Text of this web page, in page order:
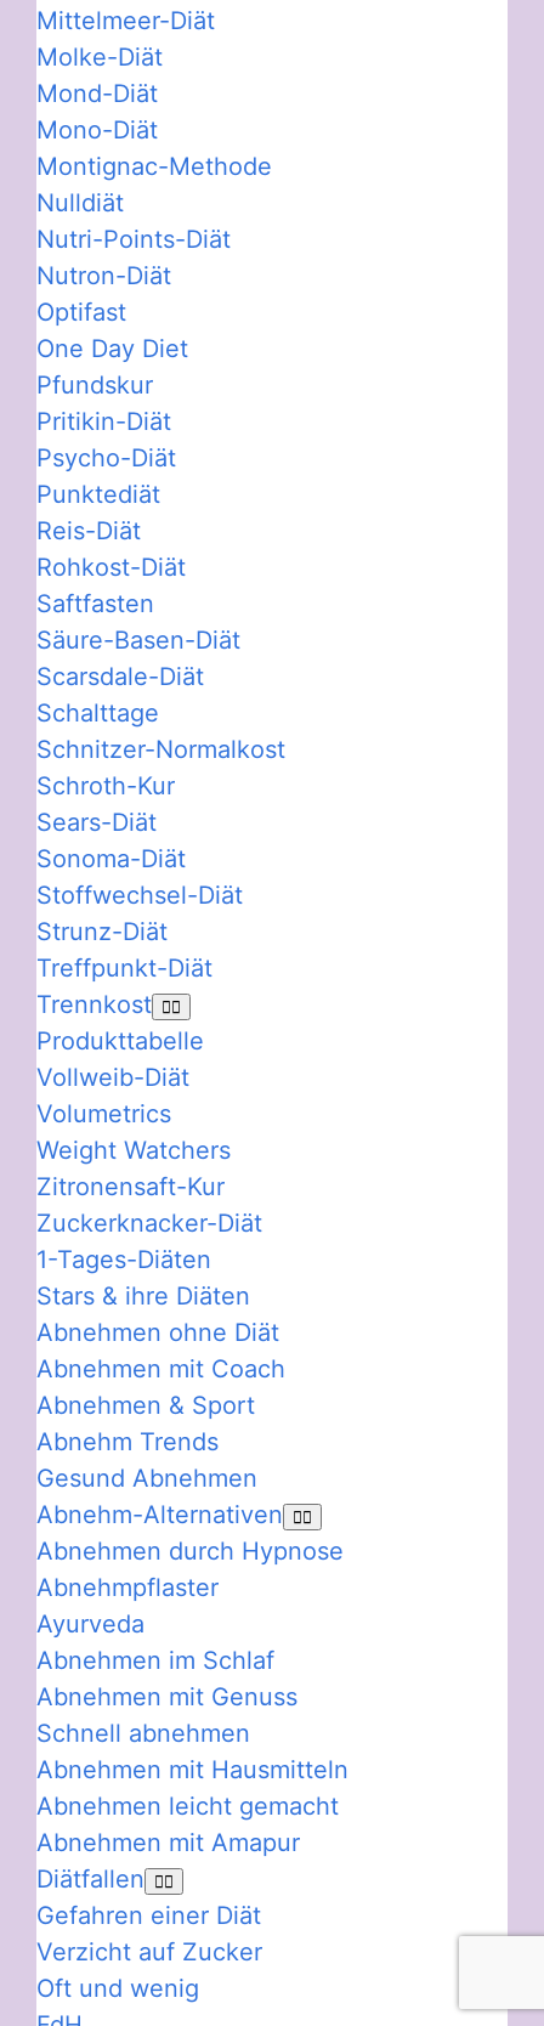
Mittelmeer-Diät
Molke-Diät
Mond-Diät
Mono-Diät
Montignac-Methode
Nulldiät
Nutri-Points-Diät
Nutron-Diät
Optifast
One Day Diet
Pfundskur
Pritikin-Diät
Psycho-Diät
Punktediät
Reis-Diät
Rohkost-Diät
Saftfasten
Säure-Basen-Diät
Scarsdale-Diät
Schalttage
Schnitzer-Normalkost
Schroth-Kur
Sears-Diät
Sonoma-Diät
Stoffwechsel-Diät
Strunz-Diät
Treffpunkt-Diät
Trennkost
Produkttabelle
Vollweib-Diät
Volumetrics
Weight Watchers
Zitronensaft-Kur
Zuckerknacker-Diät
1-Tages-Diäten
Stars & ihre Diäten
Abnehmen ohne Diät
Abnehmen mit Coach
Abnehmen & Sport
Abnehm Trends
Gesund Abnehmen
Abnehm-Alternativen
Abnehmen durch Hypnose
Abnehmpflaster
Ayurveda
Abnehmen im Schlaf
Abnehmen mit Genuss
Schnell abnehmen
Abnehmen mit Hausmitteln
Abnehmen leicht gemacht
Abnehmen mit Amapur
Diätfallen
Gefahren einer Diät
Verzicht auf Zucker
Oft und wenig